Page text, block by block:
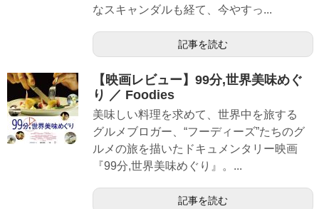
なスキャンダルも経て、今やすっ...
記事を読む
【映画レビュー】99分,世界美味めぐ
り ／ Foodies
美味しい料理を求めて、世界中を旅する
グルメブロガー、“フーディーズ”たちのグ
ルメの旅を描いたドキュメンタリー映画
『99分,世界美味めぐり』。...
記事を読む